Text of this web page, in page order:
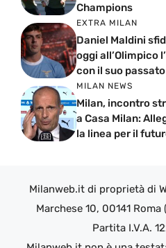
Champions
EXTRA MILAN
Daniel Maldini
oggi all’Olimpico
con il suo passato
MILAN NEWS
Milan, incontro
a Casa Milan:
la linea per il
Milanweb.it di proprietà di
Marchese 10, 00141
Partita I.V.A.